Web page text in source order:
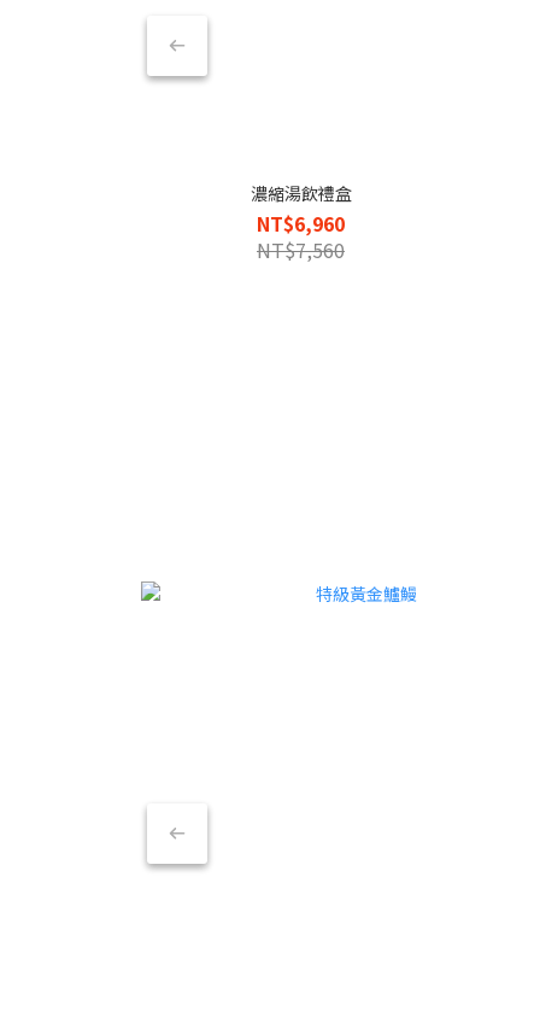
濃縮湯飲禮盒
NT$6,960
NT$7,560